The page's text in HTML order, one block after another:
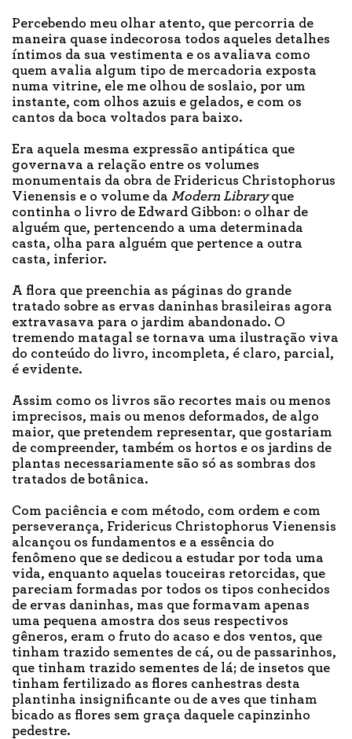
Percebendo meu olhar atento, que percorria de
maneira quase indecorosa todos aqueles detalhes
íntimos da sua vestimenta e os avaliava como
quem avalia algum tipo de mercadoria exposta
numa vitrine, ele me olhou de soslaio, por um
instante, com olhos azuis e gelados, e com os
cantos da boca voltados para baixo.
Era aquela mesma expressão antipática que
governava a relação entre os volumes
monumentais da obra de Fridericus Christophorus
Vienensis e o volume da Modern Libraryque
continha o livro de Edward Gibbon: o olhar de
alguém que, pertencendo a uma determinada
casta, olha para alguém que pertence a outra
casta, inferior.
A flora que preenchia as páginas do grande
tratado sobre as ervas daninhas brasileiras agora
extravasava para o jardim abandonado. O
tremendo matagal se tornava uma ilustração viva
do conteúdo do livro, incompleta, é claro, parcial,
é evidente.
Assim como os livros são recortes mais ou menos
imprecisos, mais ou menos deformados, de algo
maior, que pretendem representar, que gostariam
de compreender, também os hortos e os jardins de
plantas necessariamente são só as sombras dos
tratados de botânica.
Com paciência e com método, com ordem e com
perseverança, Fridericus Christophorus Vienensis
alcançou os fundamentos e a essência do
fenômeno que se dedicou a estudar por toda uma
vida, enquanto aquelas touceiras retorcidas, que
pareciam formadas por todos os tipos conhecidos
de ervas daninhas, mas que formavam apenas
uma pequena amostra dos seus respectivos
gêneros, eram o fruto do acaso e dos ventos, que
tinham trazido sementes de cá, ou de passarinhos,
que tinham trazido sementes de lá; de insetos que
tinham fertilizado as flores canhestras desta
plantinha insignificante ou de aves que tinham
bicado as flores sem graça daquele capinzinho
pedestre.